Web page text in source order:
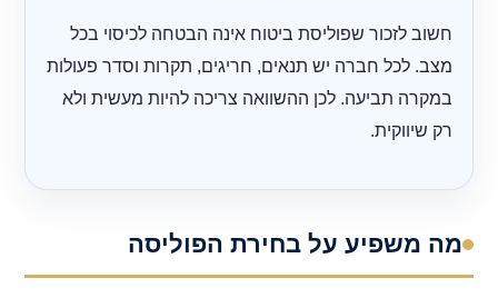
חשוב לזכור שפוליסת ביטוח אינה הבטחה לכיסוי בכל
מצב. לכל חברה יש תנאים, חריגים, תקרות וסדר פעולות
במקרה תביעה. לכן ההשוואה צריכה להיות מעשית ולא
רק שיווקית.
מה משפיע על בחירת הפוליסה